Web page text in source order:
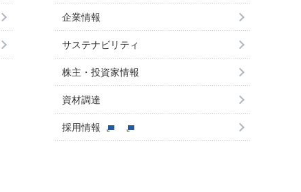
企業情報
サステナビリティ
株主・投資家情報
資材調達
採用情報